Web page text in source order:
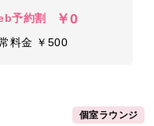
予約割 ￥0
料金 ￥500
個室ラウンジ